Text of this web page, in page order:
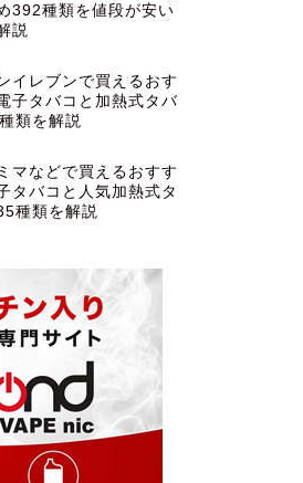
392種類を値段が安い
説
イレブンで買えるおす
子タバコと加熱式タバ
類を解説
マなどで買えるおすす
タバコと人気加熱式タ
種類を解説